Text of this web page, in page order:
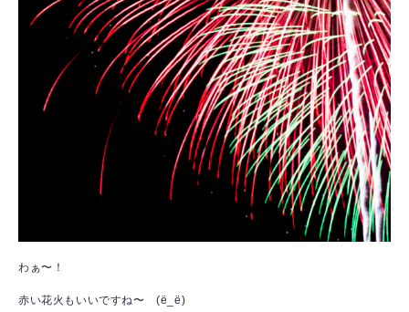
わぁ〜！
赤い花火もいいですね〜 (ё_ё)